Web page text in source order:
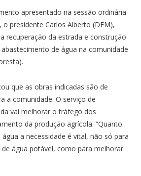
apresentado na sessão ordinária
presidente Carlos Alberto (DEM),
recuperação da estrada e construção
de água na comunidade
que as obras indicadas são de
a comunidade. O serviço de
vai melhorar o tráfego dos
da produção agrícola. “Quanto
a necessidade é vital, não só para
de água potável, como para melhorar